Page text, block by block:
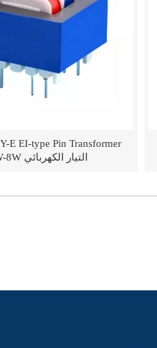
التيار الكهربائي 0.5W-8W